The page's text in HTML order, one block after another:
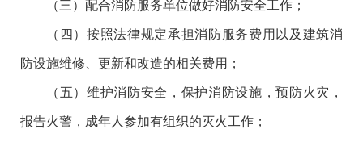
（三）配合消防服务单位做好消防安全工作；
（四）按照法律规定承担消防服务费用以及建筑消
防设施维修、更新和改造的相关费用；
（五）维护消防安全，保护消防设施，预防火灾，
报告火警，成年人参加有组织的灭火工作；